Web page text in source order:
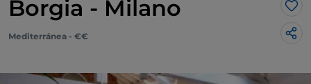
Borgia - Milano Me
Mediterránea - €€